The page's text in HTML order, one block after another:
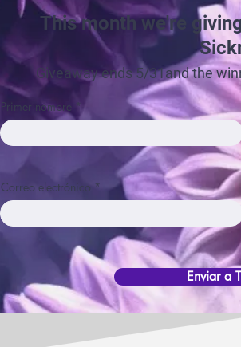
This month we're
Giveaway ends 5/31and the
Primer nombre
Correo electrónico
Enviar a